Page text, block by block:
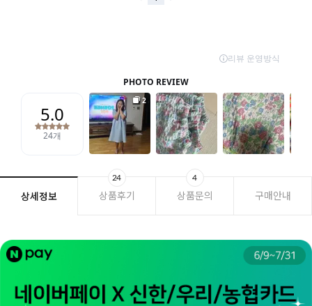
상세정보 상품후기
24
상품문의
4
구매안내